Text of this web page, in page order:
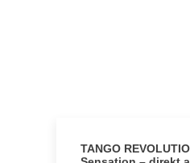
TANGO